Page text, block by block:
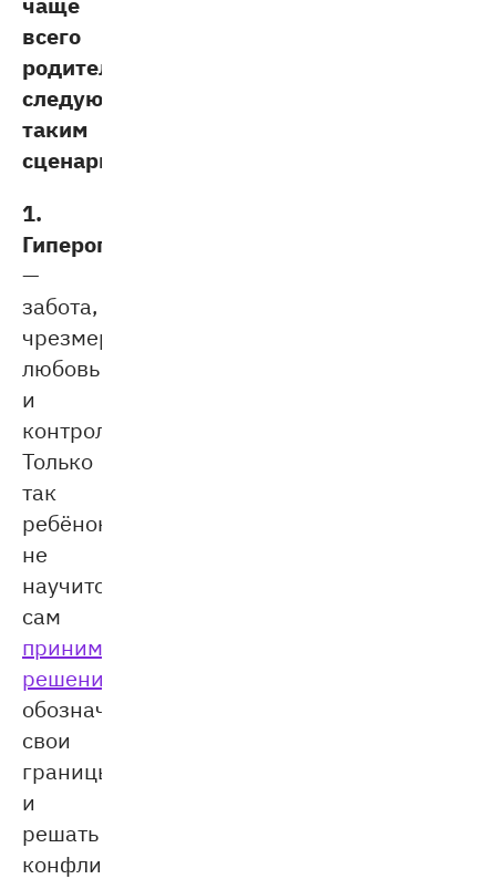
всего
родители
следуют
таким
сценариям:
1.
Гиперопека
—
забота,
чрезмерная
любовь
и
контроль.
Только
так
ребёнок
не
научится
сам
принимать
решения
обозначать
свои
границы
и
решать
конфликты.